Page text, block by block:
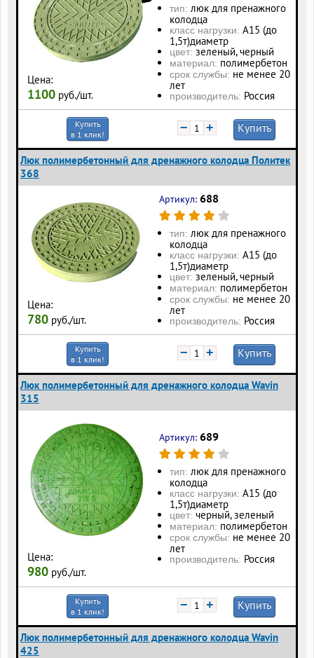
Цена:
1100 руб./шт.
тип: люк для пренажного
колодца
класс нагрузки: А15 (до
1,5т)диаметр
цвет: зеленый, черный
материал: полимербетон
срок службы: не менее 20
лет
производитель: Россия
Купить
в 1 клик!
− + Купить
Люк полимербетонный для дренажного колодца Политек
368
Цена:
780 руб./шт.
Артикул: 688
тип: люк для пренажного
колодца
класс нагрузки: А15 (до
1,5т)диаметр
цвет: зеленый, черный
материал: полимербетон
срок службы: не менее 20
лет
производитель: Россия
Купить
в 1 клик!
− + Купить
Люк полимербетонный для дренажного колодца Wavin
315
Цена:
980 руб./шт.
Артикул: 689
тип: люк для пренажного
колодца
класс нагрузки: А15 (до
1,5т)диаметр
цвет: черный, зеленый
материал: полимербетон
срок службы: не менее 20
лет
производитель: Россия
Купить
в 1 клик!
− + Купить
Люк полимербетонный для дренажного колодца Wavin
425